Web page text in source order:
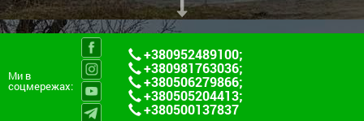
Ми в
соцмережах:
+380952489100;
+380981763036;
+380506279866;
+380505204413;
+380500137837